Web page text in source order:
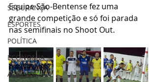
SEGURANÇA
ESPORTES
POLÍTICA
ECONOMIA
AGRESTE
Equipe São-Bentense fez uma
grande competição e só foi parada
nas semifinais no Shoot Out.